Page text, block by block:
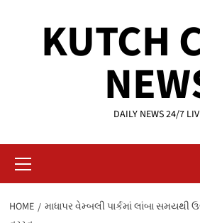
KUTCH
DAILY NEWS 24/7
Menu
HOME
માધાપર વેમ્બલી પાર્કમાં લાંબા સમયથી